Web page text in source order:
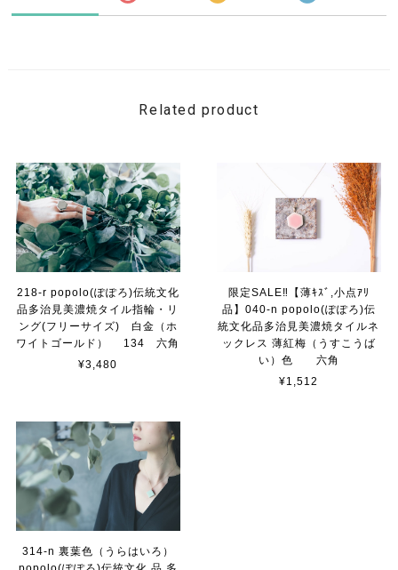
Related product
218-r popolo(ぽぽろ)伝統文化
品多治見美濃焼タイル指輪・リ
ング(フリーサイズ) 白金（ホ
ワイトゴールド） 134 六角
¥3,480
限定SALE‼【薄ｷｽﾞ,小点ｱﾘ
品】040-n popolo(ぽぽろ)伝
統文化品多治見美濃焼タイルネ
ックレス 薄紅梅（うすこうば
い）色 六角
¥1,512
314-n 裏葉色（うらはいろ）